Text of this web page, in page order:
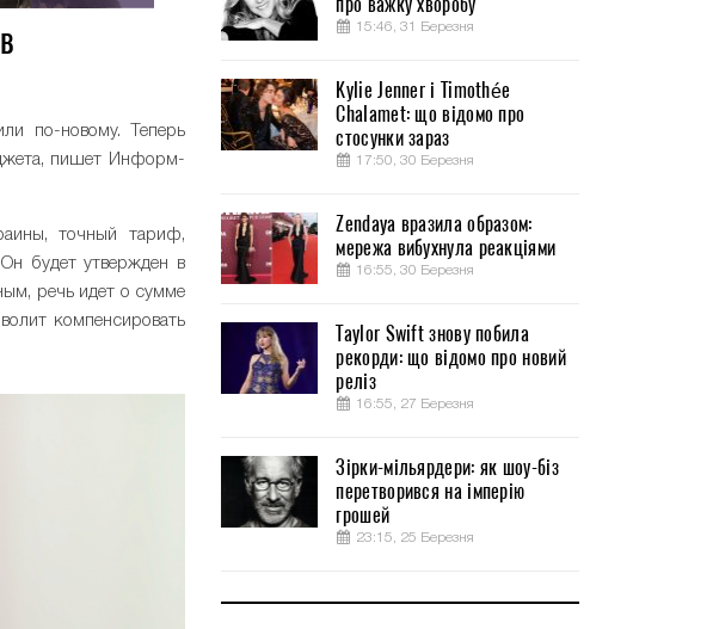
по-новому. Теперь
пишет Информ-
точный тариф,
будет утвержден в
речь идет о сумме
компенсировать
15:46, 31 Березня
Kylie Jenner і Timothée
Chalamet: що відомо про
стосунки зараз
17:50, 30 Березня
Zendaya вразила образом:
мережа вибухнула реакціями
16:55, 30 Березня
Taylor Swift знову побила
рекорди: що відомо про новий
реліз
16:55, 27 Березня
Зірки-мільярдери: як шоу-біз
перетворився на імперію
грошей
23:15, 25 Березня